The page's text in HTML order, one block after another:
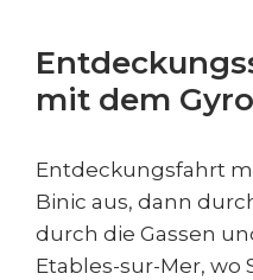
mit dem
Entdeckungsfahrt
Binic aus, dann
durch die Gassen
Etables-sur-Mer, wo